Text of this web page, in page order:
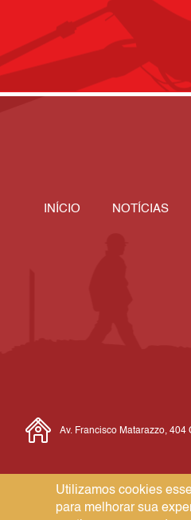
INÍCIO NOTÍCIAS
Av. Francisco Matarazzo,
Comunicar Erro
Utilizamos cookies
para melhorar sua